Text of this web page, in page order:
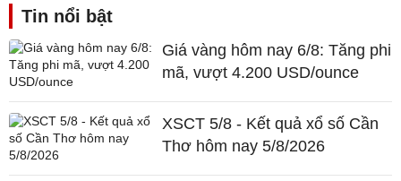
Tin nổi bật
Giá vàng hôm nay 6/8: Tăng phi
mã, vượt 4.200 USD/ounce
XSCT 5/8 - Kết quả xổ số Cần
Thơ hôm nay 5/8/2026